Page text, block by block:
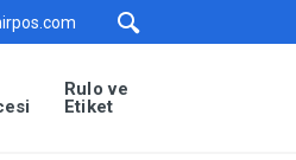
Rulo ve
Etiket